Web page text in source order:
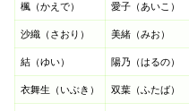
楓（かえで） 愛子（あいこ）
沙織（さおり） 美緒（みお）
結（ゆい） 陽乃（はるの）
衣舞生（いぶき） 双葉（ふたば）